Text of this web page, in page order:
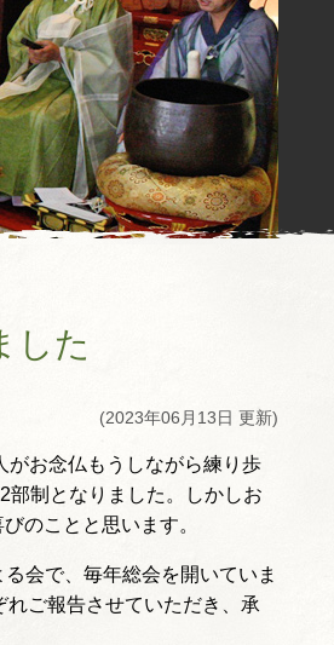
した
(2023年06月13日 更新)
がお念仏もうしながら練り歩
部制となりました。しかしお
のことと思います。
会で、毎年総会を開いていま
ご報告させていただき、承